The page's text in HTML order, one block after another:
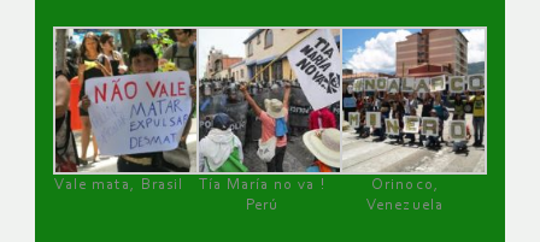
Vale mata, Brasil
Tía María no va !
Perú
Orinoco,
Venezuela